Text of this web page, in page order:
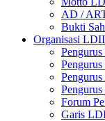
AD /
Bukti
Organisasi LDII
Forum
Garis